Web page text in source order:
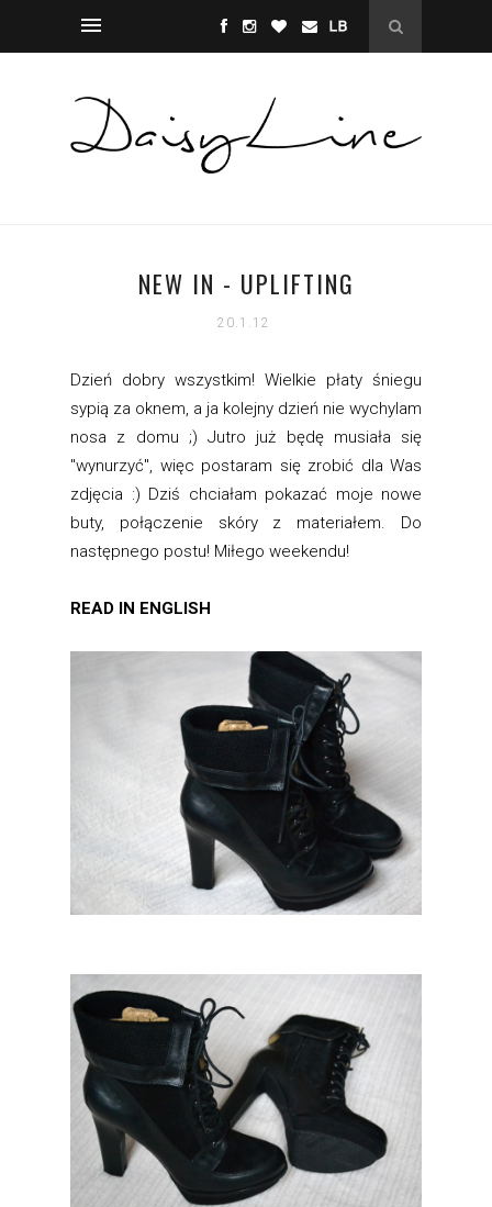
NEW IN - UPLIFTING
20.1.12
Dzień dobry wszystkim! Wielkie płaty śniegu
sypią za oknem, a ja kolejny dzień nie wychylam
nosa z domu ;) Jutro już będę musiała się
"wynurzyć", więc postaram się zrobić dla Was
zdjęcia :) Dziś chciałam pokazać moje nowe
buty, połączenie skóry z materiałem. Do
następnego postu! Miłego weekendu!
READ IN ENGLISH